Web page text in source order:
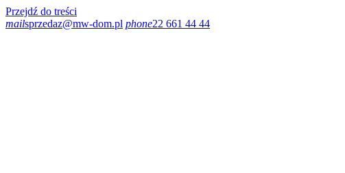
Przejdź do treści
mailsprzedaz@mw-dom.pl phone22 661 44 44